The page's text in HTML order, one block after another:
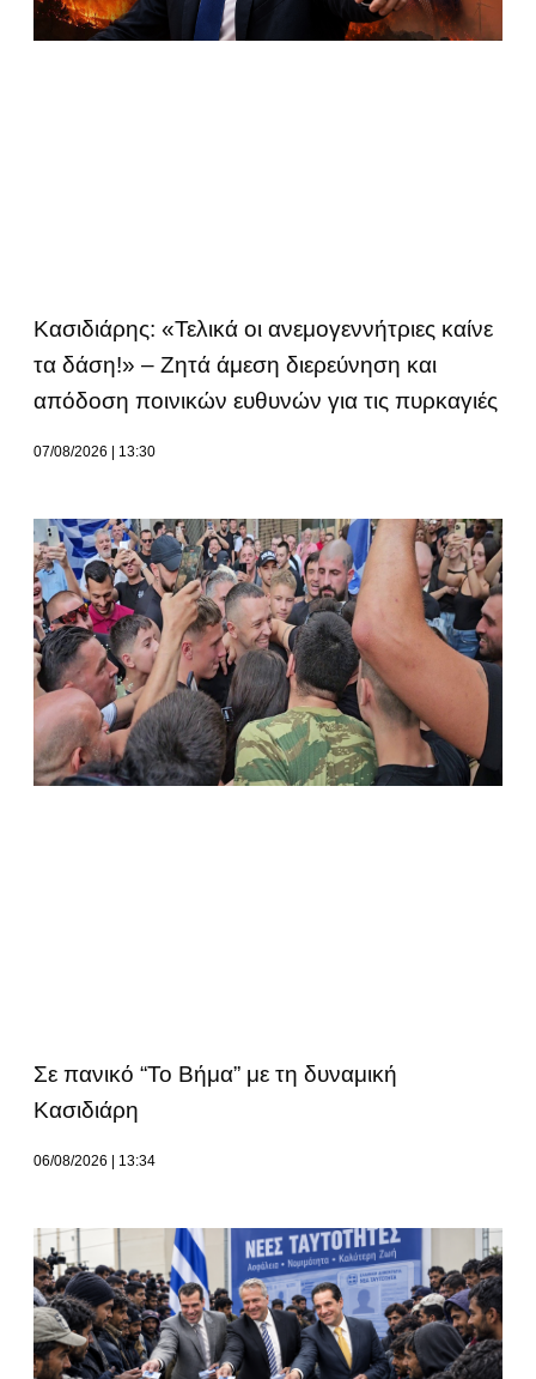
Κασιδιάρης: «Τελικά οι ανεμογεννήτριες καίνε
τα δάση!» – Ζητά άμεση διερεύνηση και
απόδοση ποινικών ευθυνών για τις πυρκαγιές
07/08/2026 13:30
Σε πανικό “Το Βήμα” με τη δυναμική
Κασιδιάρη
06/08/2026 13:34